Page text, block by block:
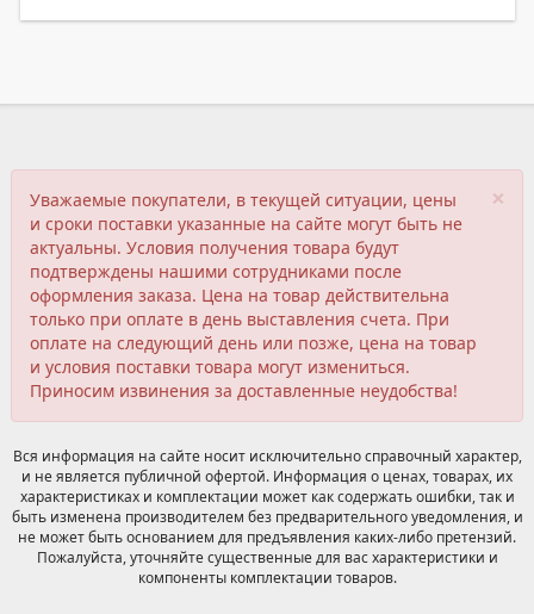
×
Уважаемые покупатели, в текущей ситуации, цены
и сроки поставки указанные на сайте могут быть не
актуальны. Условия получения товара будут
подтверждены нашими сотрудниками после
оформления заказа. Цена на товар действительна
только при оплате в день выставления счета. При
оплате на следующий день или позже, цена на товар
и условия поставки товара могут измениться.
Приносим извинения за доставленные неудобства!
Вся информация на сайте носит исключительно справочный характер,
и не является публичной офертой. Информация о ценах, товарах, их
характеристиках и комплектации может как содержать ошибки, так и
быть изменена производителем без предварительного уведомления, и
не может быть основанием для предъявления каких-либо претензий.
Пожалуйста, уточняйте существенные для вас характеристики и
компоненты комплектации товаров.